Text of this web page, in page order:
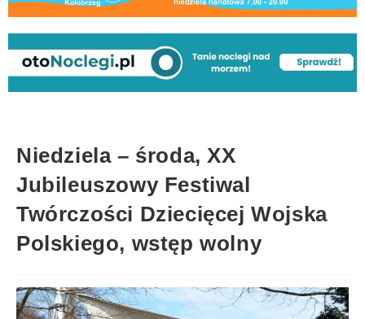
Niedziela – środa, XX
Jubileuszowy Festiwal
Twórczości Dziecięcej Wojska
Polskiego, wstęp wolny